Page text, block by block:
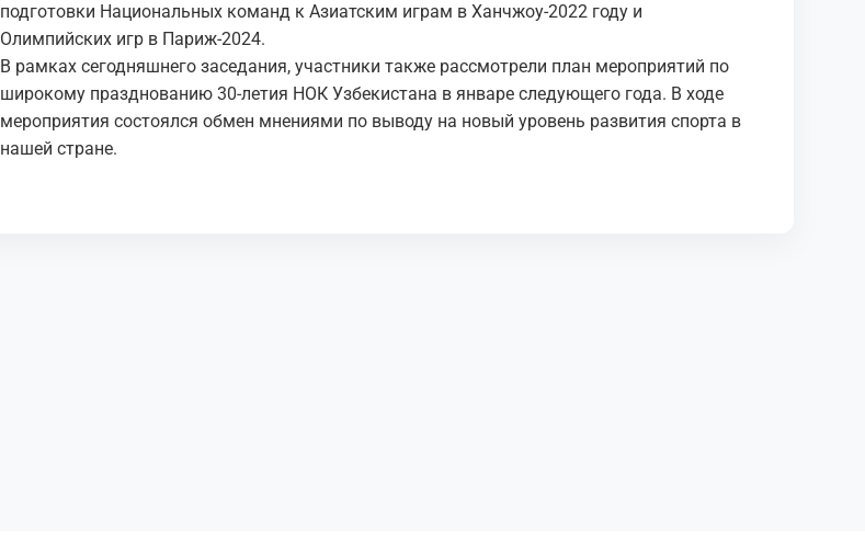
подготовки Национальных команд к Азиатским играм в Ханчжоу-2022 году и
Олимпийских игр в Париж-2024.
В рамках сегодняшнего заседания, участники также рассмотрели план мероприятий по
широкому празднованию 30-летия НОК Узбекистана в январе следующего года. В ходе
мероприятия состоялся обмен мнениями по выводу на новый уровень развития спорта в
нашей стране.